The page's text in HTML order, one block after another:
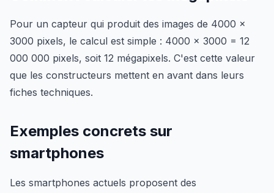
Pour un capteur qui produit des images de 4000 x
3000 pixels, le calcul est simple : 4000 × 3000 = 12
000 000 pixels, soit 12 mégapixels. C'est cette valeur
que les constructeurs mettent en avant dans leurs
fiches techniques.
Exemples concrets sur
smartphones
Les smartphones actuels proposent des